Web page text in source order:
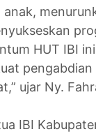
HUT IBI
ujar Ny.
IBI